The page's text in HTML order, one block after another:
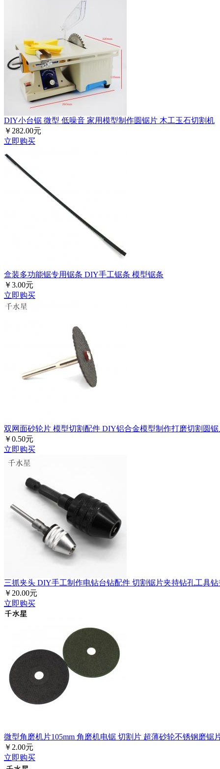
DIY小台锯 微型 低噪音 家用模型制作圆锯片 木工玉石切割机
￥282.00元
立即购买
盒装多功能锯专用锯条 DIY手工锯条 模型锯条
￥3.00元
立即购买
双网面砂轮片 模型切割配件 DIY铝合金模型制作打磨切割圆锯
￥0.50元
立即购买
三抓夹头 DIY手工制作电钻台钻配件 切割锯片夹持钻孔工具
￥20.00元
立即购买
微型角磨机片105mm 角磨机电锯 切割片 超薄砂轮不锈钢磨锯
￥2.00元
立即购买